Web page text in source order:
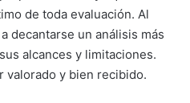
de toda evaluación. Al
decantarse un análisis más
alcances y limitaciones.
valorado y bien recibido.